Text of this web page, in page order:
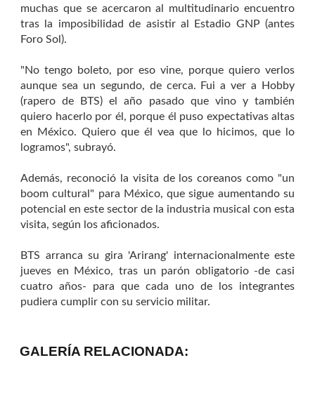
muchas que se acercaron al multitudinario encuentro
tras la imposibilidad de asistir al Estadio GNP (antes
Foro Sol).
"No tengo boleto, por eso vine, porque quiero verlos
aunque sea un segundo, de cerca. Fui a ver a Hobby
(rapero de BTS) el año pasado que vino y también
quiero hacerlo por él, porque él puso expectativas altas
en México. Quiero que él vea que lo hicimos, que lo
logramos", subrayó.
Además, reconoció la visita de los coreanos como "un
boom cultural" para México, que sigue aumentando su
potencial en este sector de la industria musical con esta
visita, según los aficionados.
BTS arranca su gira 'Arirang' internacionalmente este
jueves en México, tras un parón obligatorio -de casi
cuatro años- para que cada uno de los integrantes
pudiera cumplir con su servicio militar.
GALERÍA RELACIONADA: